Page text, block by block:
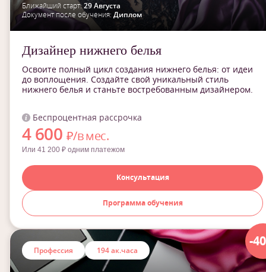
Ближайший старт:29 Августа
Документ после обучения: Диплом
Дизайнер нижнего белья
Освоите полный цикл создания нижнего белья: от идеи
до воплощения. Создайте свой уникальный стиль
нижнего белья и станьте востребованным дизайнером.
Беспроцентная рассрочка
4 600 ₽/в мес.
Или 41 200 ₽ одним платежом
Консультация
Программа обучения
-
Профессия 194 ак.часа